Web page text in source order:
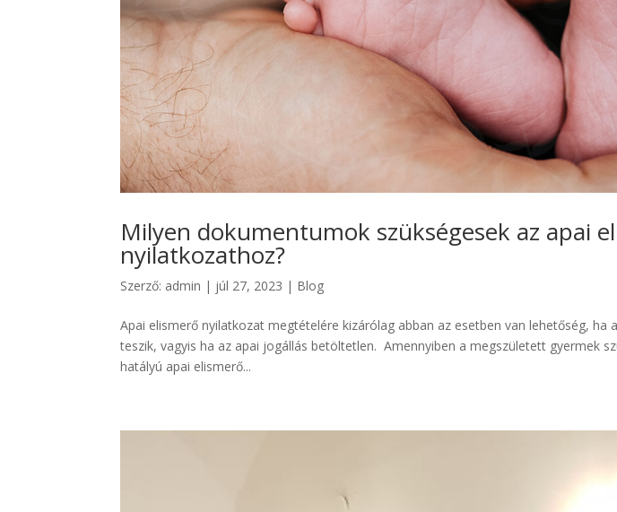
Milyen dokumentumok szükségesek az apai
nyilatkozathoz?
Szerző: admin | júl 27, 2023 | Blog
Apai elismerő nyilatkozat megtételére kizárólag abban az esetben van lehetőség, ha
teszik, vagyis ha az apai jogállás betöltetlen. Amennyiben a megszületett gyermek
hatályú apai elismerő...